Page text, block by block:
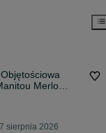
Merlo
sierpnia 2026